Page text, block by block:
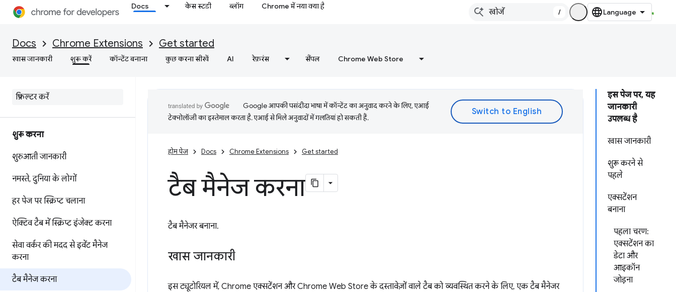
Docs केस स्टडी ब्लॉग Chrome में नया क्या है
/
Docs Chrome Extensions Get started
खास जानकारी शुरू करें कॉन्टेंट बनाना कुछ करना सीखें AI रेफ़रंस सैंपल Chrome Web Store
शुरू करना
शुरुआती जानकारी
नमस्ते,दुनिया के लोगों
हर पेज पर स्क्रिप्ट चलाना
ऐक्टिव टैब में स्क्रिप्ट इंजेक्ट करना
सेवा वर्कर की मदद से इवेंट मैनेज
करना
टैब मैनेज करना
इस पेज पर, यह
जानकारी
उपलब्ध है
खास जानकारी
शुरू करने से
पहले
एक्सटेंशन
बनाना
पहला चरण:
एक्सटेंशन का
डेटा और
आइकॉन
जोड़ना
Google आपकी पसंदीदा भाषा में कॉन्टेंट का अनुवाद करने के लिए, एआई
टेक्नोलॉजी का इस्तेमाल करता है. एआई से मिले अनुवादों में गलतियां हो सकती हैं.
होम पेज Docs Chrome Extensions Get started
टैब मैनेज करना
टैब मैनेजर बनाना.
खास जानकारी
इस ट्यूटोरियल में, Chrome एक्सटेंशन और Chrome Web Store के दस्तावेज़ों वाले टैब को व्यवस्थित करने के लिए, एक टैब मैनेजर